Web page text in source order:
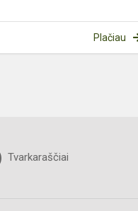
Plačiau
Tvarkaraščiai